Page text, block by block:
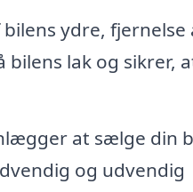
ydre, fjernelse
lak og sikrer,
at sælge din
og udvendig